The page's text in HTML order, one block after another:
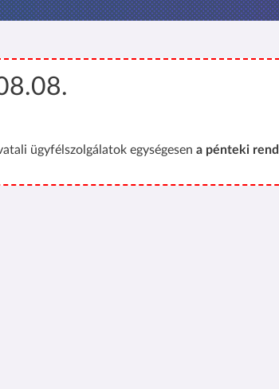
ügyfélszolgálatok egységesen a pénteki